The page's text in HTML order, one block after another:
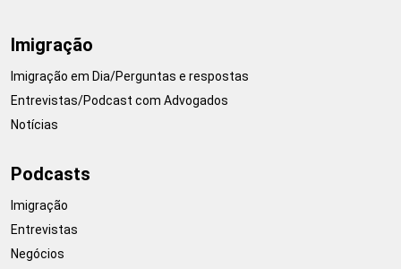
Imigração
Imigração em Dia/Perguntas e respostas
Entrevistas/Podcast com Advogados
Notícias
Podcasts
Imigração
Entrevistas
Negócios